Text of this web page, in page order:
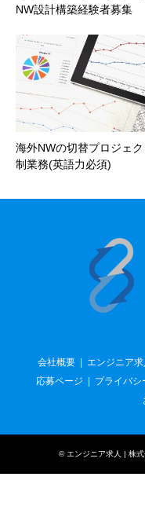
NW設計構築経験者募集
海外NWの切替プロジェ
制業務(英語力必須)
会社概要 エンジニア
応募ページ
プライバシ
©エンジニア求人 | 株